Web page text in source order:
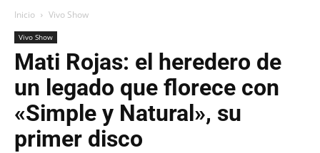
Inicio Vivo Show
Vivo Show
Mati Rojas: el heredero de
un legado que florece con
«Simple y Natural», su
primer disco